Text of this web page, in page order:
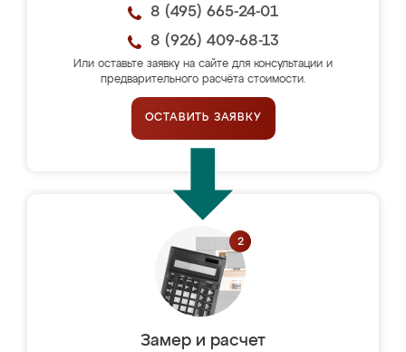
8 (495) 665-24-01
8 (926) 409-68-13
Или оставьте заявку на сайте для консультации и
предварительного расчёта стоимости.
ОСТАВИТЬ ЗАЯВКУ
Замер и расчет